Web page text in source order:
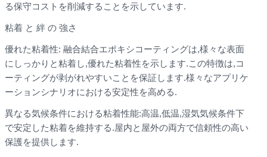
る保守コストを削減することを示しています.
粘着 と 絆 の 強さ
優れた粘着性: 融合結合エポキシコーティングは,様々な表面
にしっかりと粘着し,優れた粘着性を示します.この特徴は,コ
ーティングが剥がれやすいことを保証します.様々なアプリケ
ーションシナリオにおける安定性を高める.
異なる気候条件における粘着性能:高温,低温,湿気気候条件下
で安定した粘着を維持する.屋内と屋外の両方で信頼性の高い
保護を提供します.